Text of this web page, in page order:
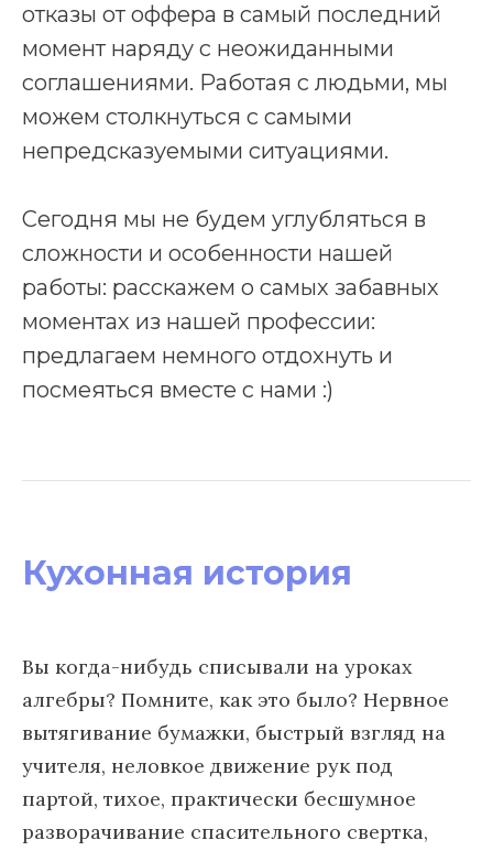
отказы от оффера в самый последний
момент наряду с неожиданными
соглашениями. Работая с людьми, мы
можем столкнуться с самыми
непредсказуемыми ситуациями.
Сегодня мы не будем углубляться в
сложности и особенности нашей
работы: расскажем о самых забавных
моментах из нашей профессии:
предлагаем немного отдохнуть и
посмеяться вместе с нами :)
Кухонная история
Вы когда-нибудь списывали на уроках
алгебры? Помните, как это было? Нервное
вытягивание бумажки, быстрый взгляд на
учителя, неловкое движение рук под
партой, тихое, практически бесшумное
разворачивание спасительного свертка,